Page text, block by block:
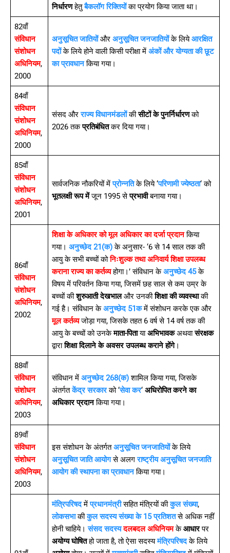
निर्धारणहेतुबैकलॉग रिक्तियोंका प्रयोग किया जाता था।
82वाँ
संविधान
संशोधन
अधिनियम,
2000
अनुसूचित जातियोंऔरअनुसूचित जनजातियोंके लियेआरक्षित
पदोंके लिये होने वाली किसी परीक्षा मेंअंकों और योग्यता की छूट
का प्रावधानकिया गया।
84वाँ
संविधान
संशोधन
अधिनियम,
2000
संसद औरराज्य विधानमंडलोंकीसीटों के पुनर्निर्धारणको
2026 तकप्रतिबंधितकर दिया गया।
85वाँ
संविधान
संशोधन
अधिनियम,
2001
सार्वजनिक नौकरियों मेंप्रोन्नतिके लिये ‘परिणामी ज्येष्ठता‘ को
भूतलक्षी रूप मेंजून 1995 सेप्रभावीबनाया गया।
86वाँ
संविधान
संशोधन
अधिनियम,
2002
शिक्षा के अधिकार को मूल अधिकार का दर्जा प्रदानकिया
गया।अनुच्छेद 21(क)के अनुसार- ‘6 से 14 साल तक की
आयु के सभी बच्चों कोनिःशुल्क तथा अनिवार्य शिक्षा उपलब्ध
कराना राज्य का कर्तव्यहोगा।’ संविधान केअनुच्छेद 45के
विषय में परिवर्तन किया गया, जिसमें छह साल से कम उम्र के
बच्चों कीशुरुआती देखभालऔर उनकीशिक्षा की व्यवस्थाकी
गई है। संविधान केअनुच्छेद 51कमें संशोधन करके एक और
मूल कर्तव्यजोड़ा गया, जिसके तहत 6 वर्ष से 14 वर्ष तक की
आयु के बच्चों को उनकेमाता-पितायाअभिभावकअथवासंरक्षक
द्वाराशिक्षा दिलाने के अवसर उपलब्ध कराने होंगे।
88वाँ
संविधान
संशोधन
अधिनियम,
2003
संविधान मेंअनुच्छेद 268(क)शामिल किया गया, जिसके
अंतर्गतकेंद्र सरकारको ‘सेवा कर‘अधिरोपित करने का
अधिकार प्रदानकिया गया।
89वाँ
संविधान
संशोधन
अधिनियम,
2003
इस संशोधन के अंतर्गतअनुसूचित जनजातियोंके लिये
अनुसूचित जाति आयोगसे अलगराष्ट्रीय अनुसूचित जनजाति
आयोग की स्थापना का प्रावधानकिया गया।
मंत्रिपरिषदमेंप्रधानमंत्रीसहित मंत्रियों कीकुल संख्या,
लोकसभाकीकुल सदस्य संख्या के 15 प्रतिशतसे अधिक नहीं
होनी चाहिये।संसद सदस्य दलबदल अधिनियमकेआधारपर
अयोग्य घोषितहो जाता है, तो ऐसा सदस्यमंत्रिपरिषदके लिये